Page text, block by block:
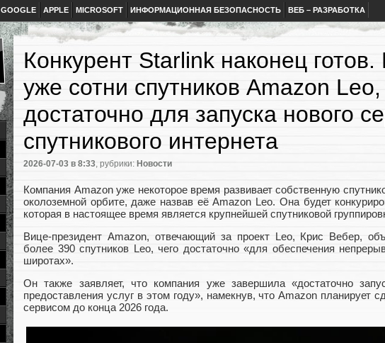
GOOGLE APPLE MICROSOFT ИНФОРМАЦИОННАЯ БЕЗОПАСНОСТЬ ВЕБ – РАЗРАБОТКА
Конкурент Starlink наконец
уже сотни спутников Amazon Leo,
достаточно для запуска нового
спутникового интернета
2026-07-03 в 8:33, рубрики: Новости
Компания Amazon уже некоторое время развивает собственную
околоземной орбите, даже назвав её Amazon Leo. Она будет
которая в настоящее время является крупнейшей спутниковой
Вице-президент Amazon, отвечающий за проект Leo, Крис Вебер,
более 390 спутников Leo, чего достаточно «для обеспечения
широтах».
Он также заявляет, что компания уже завершила «достаточно
предоставления услуг в этом году», намекнув, что Amazon планирует
сервисом до конца 2026 года.